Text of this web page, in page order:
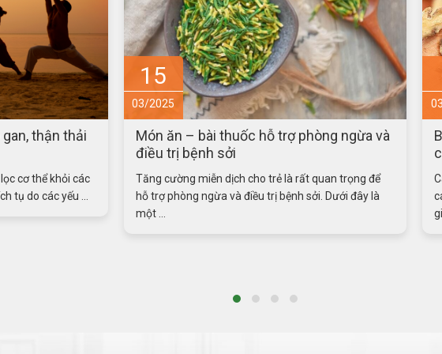
ngừa và
quan trọng để
sởi. Dưới đây là
4
03/2025
Bài thuốc từ cá ngựa bổ dưỡng, tăng
cường sức khỏe
Cá ngựa là một vị thuốc bổ dưỡng chứa nhiều protid,
các hoạt chất dạng estrogen, androgen, có tác dụng
giống như ...